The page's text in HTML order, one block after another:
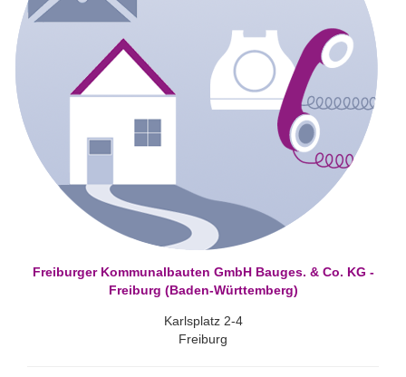
Freiburger Kommunalbauten GmbH Bauges. & Co. KG -
Freiburg (Baden-Württemberg)
Karlsplatz 2-4
Freiburg